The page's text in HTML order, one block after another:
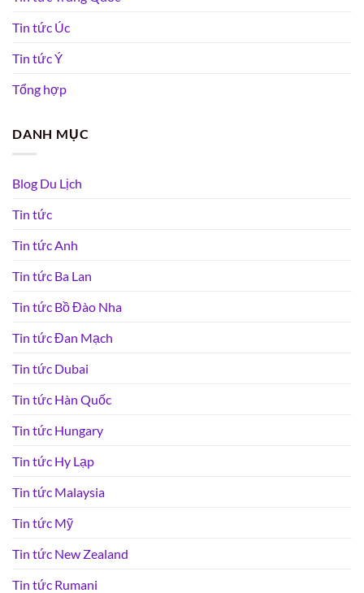
Tin tức Úc
Tin tức Ý
Tổng hợp
DANH MỤC
Blog Du Lịch
Tin tức
Tin tức Anh
Tin tức Ba Lan
Tin tức Bồ Đào Nha
Tin tức Đan Mạch
Tin tức Dubai
Tin tức Hàn Quốc
Tin tức Hungary
Tin tức Hy Lạp
Tin tức Malaysia
Tin tức Mỹ
Tin tức New Zealand
Tin tức Rumani